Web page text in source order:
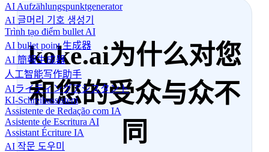
AI Aufzählungspunktgenerator
AI 글머리 기호 생성기
Trình tạo điểm bullet AI
AI bullet point 生成器
AI 簡報生成器
人工智能写作助手
AIライティングアシスタント
KI-Schreibassistent
Assistente de Redação com IA
Asistente de Escritura AI
Assistant Écriture IA
AI 작문 도우미
koke.ai为什么对您
和您的受众与众不
同